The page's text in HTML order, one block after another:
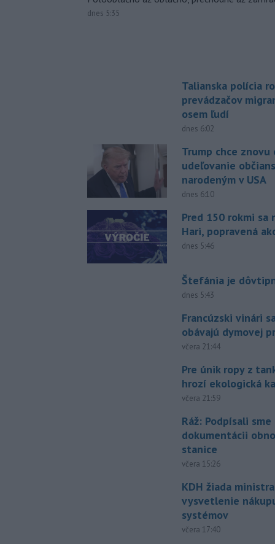
dnes 5:35
Talianska polícia
prevádzačov
osem ľudí
dnes 6:02
Trump chce
udeľovanie
narodeným v USA
dnes 6:10
Pred 150 rokmi sa
Hari, popravená
dnes 5:46
Štefánia je
dnes 5:43
Francúzski vinári
obávajú dymovej
včera 21:44
Pre únik ropy z
hrozí ekologická
včera 21:59
Ráž: Podpísali
dokumentácii
stanice
včera 15:26
KDH žiada
vysvetlenie
systémov
včera 17:40